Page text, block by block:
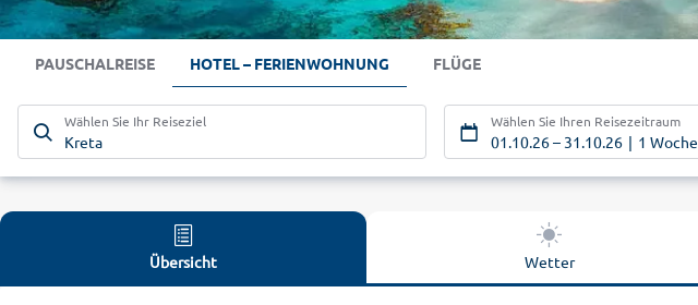
PAUSCHALREISE HOTEL – FERIENWOHNUNG FLÜGE
Wählen Sie Ihr Reiseziel
Kreta
Wählen Sie Ihren Reisezeitraum
01.10.26– 31.10.26 1 Woche
Übersicht Wetter